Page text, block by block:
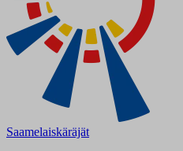
Saamelaiskäräjät